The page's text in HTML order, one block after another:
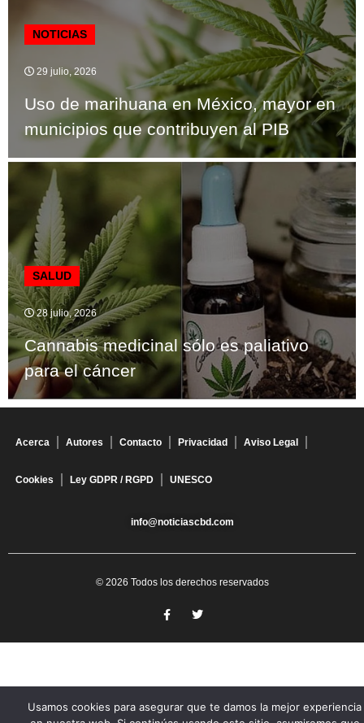
NOTICIAS
29 julio, 2026
Uso de marihuana en México, mayor en
municipios que contribuyen al PIB
SALUD
28 julio, 2026
Cannabis medicinal sólo es paliativo
para el cáncer
Acerca Autores Contacto Privacidad Aviso Legal
Cookies Ley GDPR / RGPD UNESCO
info@noticiascbd.com
© 2026 Todos los derechos reservados
Usamos cookies para asegurar que te damos la mejor experiencia